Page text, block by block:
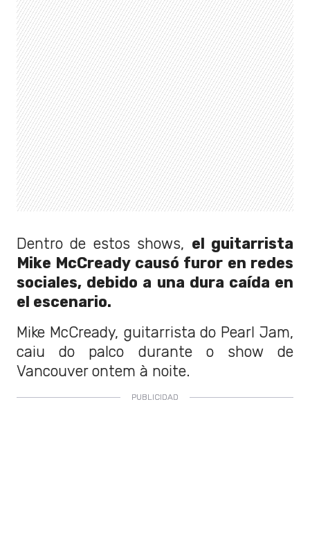
Dentro de estos shows, el guitarrista
Mike McCready causó furor en redes
sociales, debido a una dura caída en
el escenario.
Mike McCready, guitarrista do Pearl Jam,
caiu do palco durante o show de
Vancouver ontem à noite.